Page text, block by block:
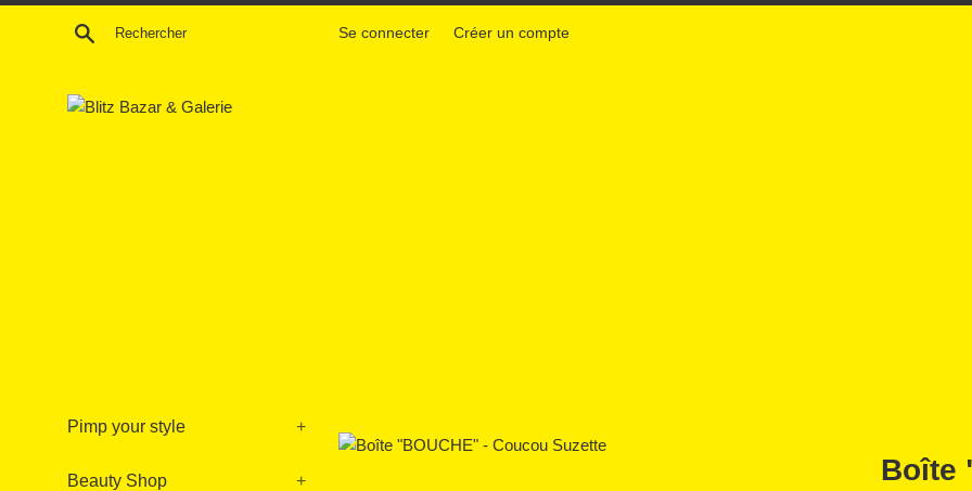
Passer
Recherche Se connecter Créer un compte
Pimp your style +
Beauty Shop + Boîte